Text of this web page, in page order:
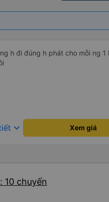
h đi đúng h phát cho mỗi ng 1
keyboard_arrow_down Xem giá
10 chuyến